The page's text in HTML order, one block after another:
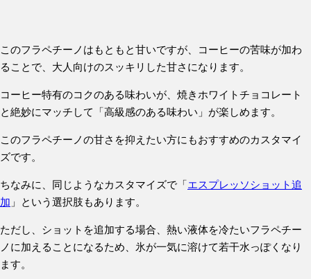
このフラペチーノはもともと甘いですが、コーヒーの苦味が加わ
ることで、大人向けのスッキリした甘さになります。
コーヒー特有のコクのある味わいが、焼きホワイトチョコレート
と絶妙にマッチして「高級感のある味わい」が楽しめます。
このフラペチーノの甘さを抑えたい方にもおすすめのカスタマイ
ズです。
ちなみに、同じようなカスタマイズで「エスプレッソショット追
加 」という選択肢もあります。
ただし、ショットを追加する場合、熱い液体を冷たいフラペチー
ノに加えることになるため、氷が一気に溶けて若干水っぽくなり
ます。